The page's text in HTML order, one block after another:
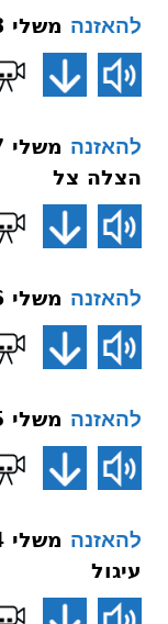
להאזנה משלי 178 פרק ב פסוק יב איש
להאזנה
הצלה צל
להאזנה משלי 176 פרק ב פסוק י ינעם
להאזנה משלי 175 פרק ב פסוק ט טוב
להאזנה
עיגול